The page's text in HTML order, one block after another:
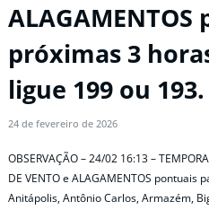
próximas 3
ligue 199 ou 193.
24 de fevereiro de 2026
OBSERVAÇÃO – 24/02 16:13 –
DE VENTO e ALAGAMENTOS pontuais
Anitápolis, Antônio Carlos, Armazém,